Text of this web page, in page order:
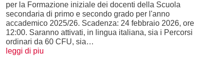
per la Formazione iniziale dei docenti della Scuola
secondaria di primo e secondo grado per l'anno
accademico 2025/26. Scadenza: 24 febbraio 2026, ore
12:00. Saranno attivati, in lingua italiana, sia i Percorsi
ordinari da 60 CFU, sia…
leggi di piu